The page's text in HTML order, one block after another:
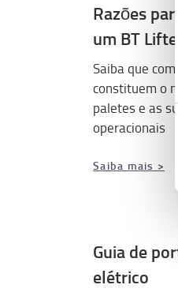
Razões
um BT Lifter
Saiba que
constituem o
paletes e as
operacionais
Saiba mais >
Guia de
elétrico